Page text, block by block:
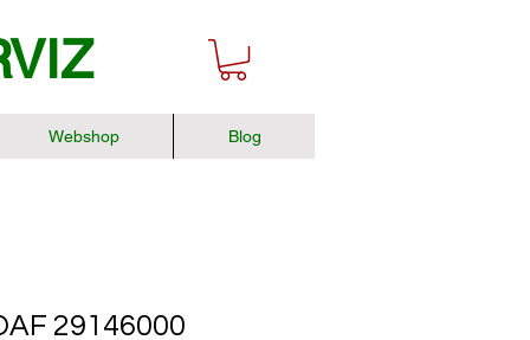
Webshop Blog
29146000